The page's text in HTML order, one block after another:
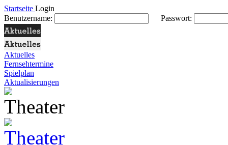
Startseite Login
Benutzername:
Passwort:
Aktuelles
Fernsehtermine
Spielplan
Aktualisierungen